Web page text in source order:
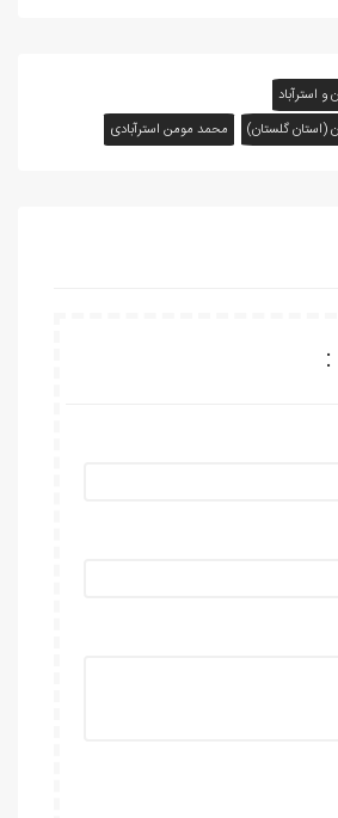
استرآباد
(استان گلستان)
محمد مومن استرآبادی